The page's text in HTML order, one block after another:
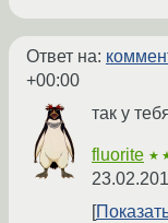
Ответ на:
+00:00
так у
fluorite